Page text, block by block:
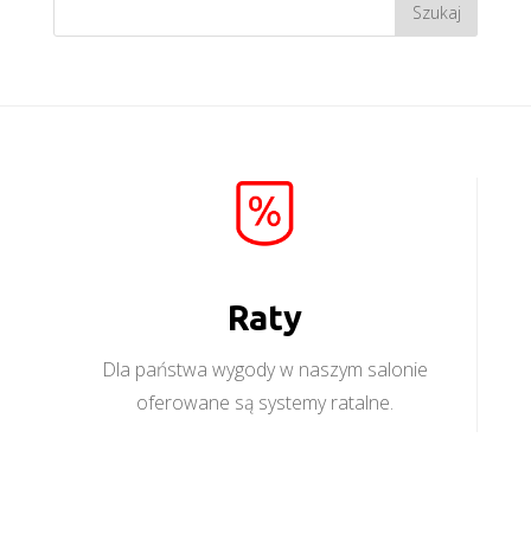
Raty
Dla państwa wygody w naszym salonie
oferowane są systemy ratalne.